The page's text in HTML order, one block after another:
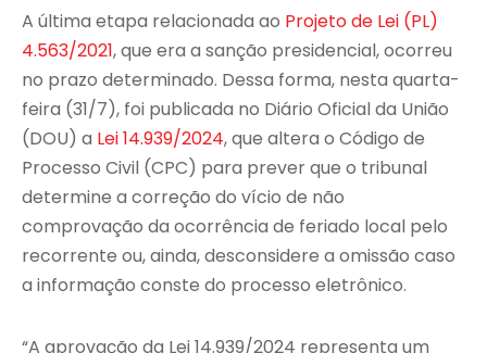
A última etapa relacionada ao Projeto de Lei (PL)
4.563/2021, que era a sanção presidencial, ocorreu
no prazo determinado. Dessa forma, nesta quarta-
feira (31/7), foi publicada no Diário Oficial da União
(DOU) a Lei 14.939/2024, que altera o Código de
Processo Civil (CPC) para prever que o tribunal
determine a correção do vício de não
comprovação da ocorrência de feriado local pelo
recorrente ou, ainda, desconsidere a omissão caso
a informação conste do processo eletrônico.
“A aprovação da Lei 14.939/2024 representa um